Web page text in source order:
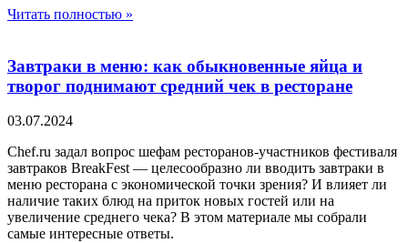
Читать полностью »
Завтраки в меню: как обыкновенные яйца и
творог поднимают средний чек в ресторане
03.07.2024
Chef.ru задал вопрос шефам ресторанов-участников фестиваля
завтраков BreakFest — целесообразно ли вводить завтраки в
меню ресторана с экономической точки зрения? И влияет ли
наличие таких блюд на приток новых гостей или на
увеличение среднего чека? В этом материале мы собрали
самые интересные ответы.